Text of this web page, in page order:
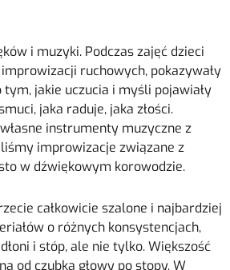
i muzyki. Podczas zajęć dzieci
ruchowych, pokazywały
tym, jakie uczucia i myśli pojawiały
jaka raduje, jaka złości.
instrumenty muzyczne z
improwizacje związane z
w dźwiękowym korowodzie.
całkowicie szalone i najbardziej
o różnych konsystencjach,
i stóp, ale nie tylko. Większość
od czubka głowy po stopy. W